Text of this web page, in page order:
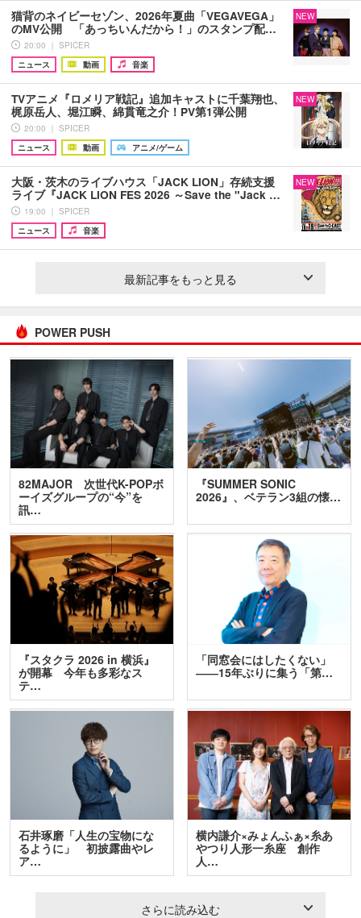
猫背のネイビーセゾン、2026年夏曲「VEGAVEGA」
のMV公開 「あっちいんだから！」のスタンプ配…
20:00 ｜ SPICER
ニュース
動画 音楽
NEW
TVアニメ『ロメリア戦記』追加キャストに千葉翔也、
梶原岳人、堀江瞬、綿貫竜之介！PV第1弾公開
20:00 ｜ SPICER
ニュース
動画 アニメ/ゲーム
NEW
大阪・茨木のライブハウス「JACK LION」存続支援
ライブ『JACK LION FES 2026 ～Save the "Jack …
19:00 ｜ SPICER
ニュース
音楽
NEW
最新記事をもっと見る
POWER PUSH
82MAJOR 次世代K-POPボ
ーイズグループの“今”を
訊…
『SUMMER SONIC
2026』、ベテラン3組の懐…
『スタクラ 2026 in 横浜』
が開幕 今年も多彩なス
テ…
「同窓会にはしたくない」
――15年ぶりに集う「第…
石井琢磨「人生の宝物にな
るように」 初披露曲やレ
ア…
横内謙介×みょんふぁ×糸あ
やつり人形一糸座 創作
人…
さらに読み込む